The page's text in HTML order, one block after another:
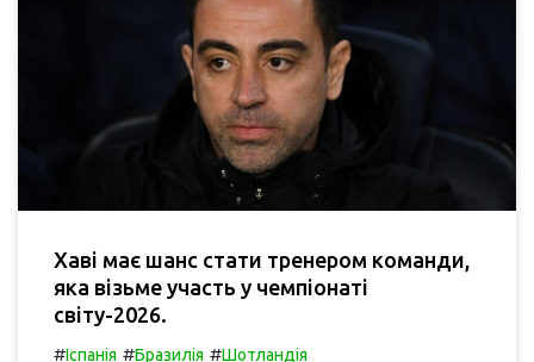
Хаві має шанс стати тренером команди,
яка візьме участь у чемпіонаті
світу-2026.
#Іспанія #Бразилія #Шотландія